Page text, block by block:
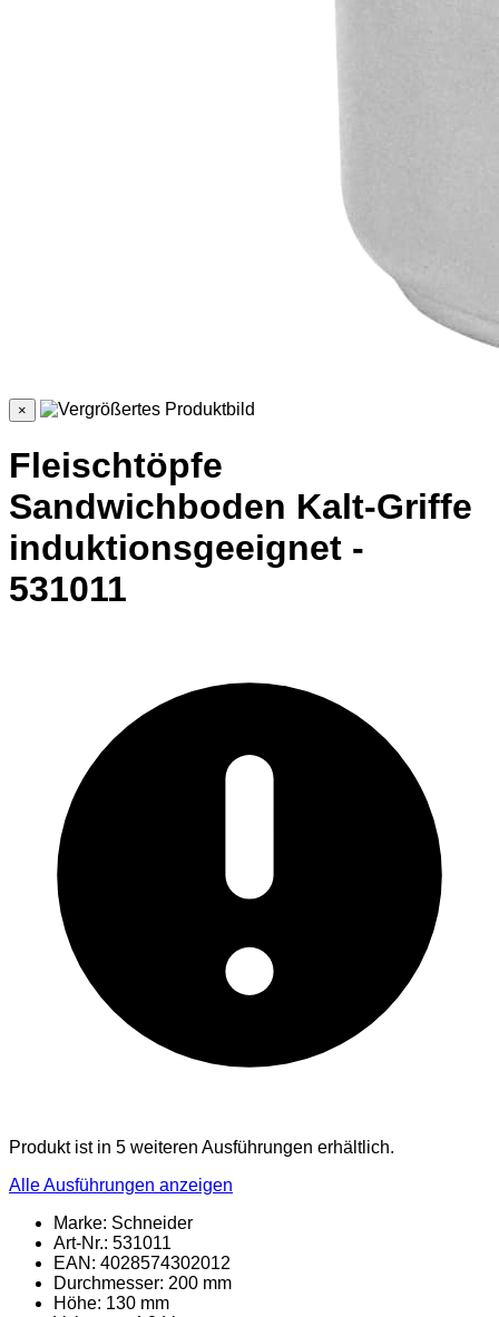
×
Fleischtöpfe
Sandwichboden Kalt-Griffe
induktionsgeeignet -
531011
Produkt ist in 5 weiteren Ausführungen erhältlich.
Alle Ausführungen anzeigen
Marke: Schneider
Art-Nr.: 531011
EAN: 4028574302012
Durchmesser: 200 mm
Höhe: 130 mm